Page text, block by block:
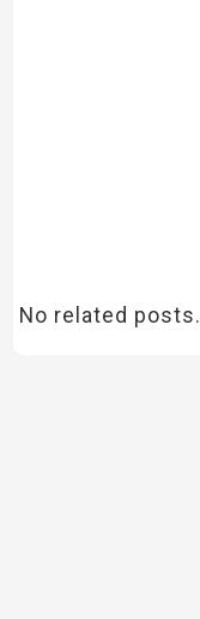
No related posts.